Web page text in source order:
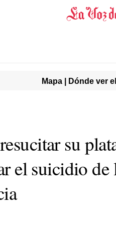
Mapa | Dónde ver
su
el suicidio de